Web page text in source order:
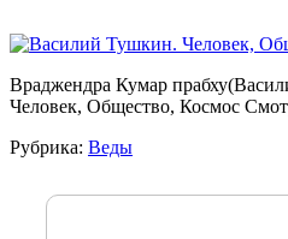
Враджендра Кумар
Человек, Общество, Космос
Рубрика: Веды